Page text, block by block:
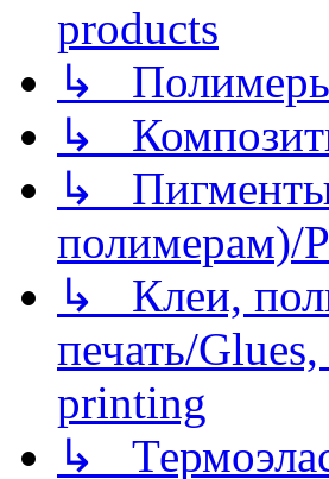
products
↳
↳
↳ Пигменты
полимерам)/
↳ Клеи,
печать/
printing
↳